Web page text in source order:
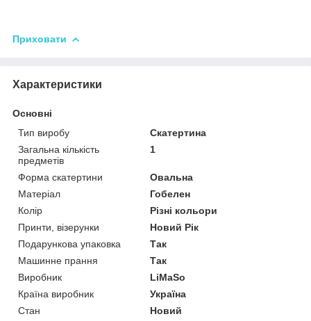
Приховати
Характеристики
Основні
Тип виробу
Скатертина
Загальна кількість
предметів
1
Форма скатертини
Овальна
Матеріал
Гобелен
Колір
Різні кольори
Принти, візерунки
Новий Рік
Подарункова упаковка
Так
Машинне прання
Так
Виробник
LiMaSo
Країна виробник
Україна
Стан
Новий